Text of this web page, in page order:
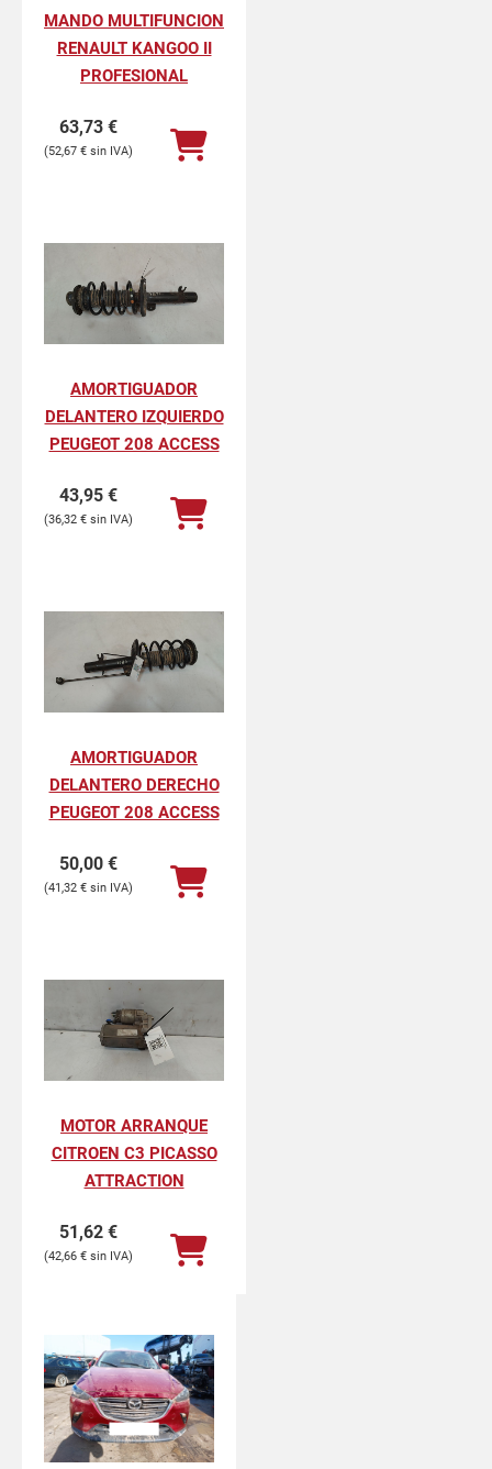
MANDO MULTIFUNCION
RENAULT KANGOO II
PROFESIONAL
63,73 €
52,67 €
AMORTIGUADOR
DELANTERO IZQUIERDO
PEUGEOT 208 ACCESS
43,95 €
36,32 €
AMORTIGUADOR
DELANTERO DERECHO
PEUGEOT 208 ACCESS
50,00 €
41,32 €
MOTOR ARRANQUE
CITROEN C3 PICASSO
ATTRACTION
51,62 €
42,66 €